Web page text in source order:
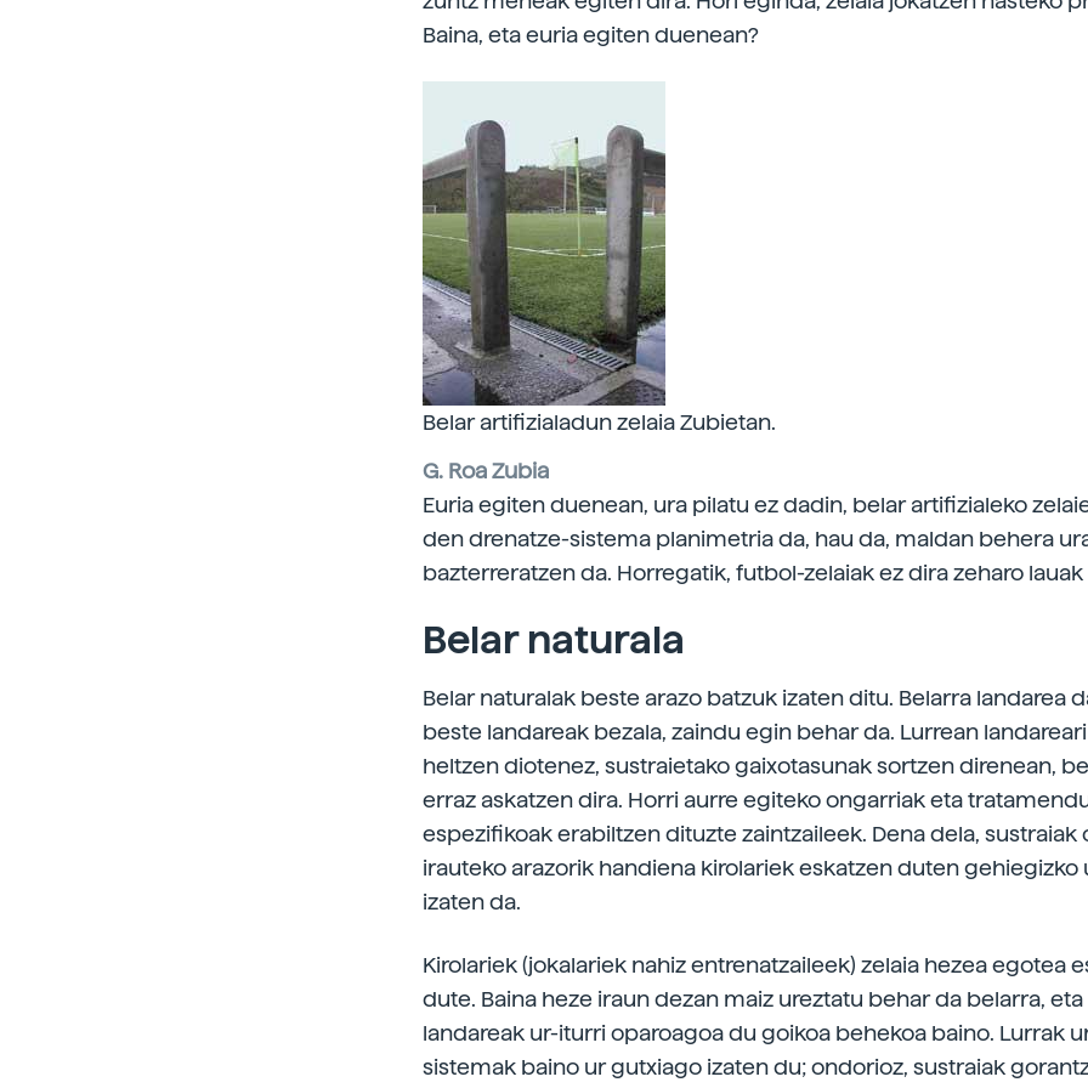
Baina, eta euria egiten duenean?
Belar artifizialadun zelaia Zubietan.
G. Roa Zubia
Euria egiten duenean, ura pilatu ez dadin, belar artifizialeko
den drenatze-sistema planimetria da, hau da, maldan behera
bazterreratzen da. Horregatik, futbol-zelaiak ez dira zeharo lauak
Belar naturala
Belar naturalak beste arazo batzuk izaten ditu. Belarra landarea
beste landareak bezala, zaindu egin behar da. Lurrean
heltzen diotenez, sustraietako gaixotasunak sortzen direnean,
erraz askatzen dira. Horri aurre egiteko ongarriak eta
espezifikoak erabiltzen dituzte zaintzaileek. Dena dela, sustraiak
irauteko arazorik handiena kirolariek eskatzen duten gehiegizko
izaten da.
Kirolariek (jokalariek nahiz entrenatzaileek) zelaia hezea egotea
dute. Baina heze iraun dezan maiz ureztatu behar da belarra, eta
landareak ur-iturri oparoagoa du goikoa behekoa baino. Lurrak
sistemak baino ur gutxiago izaten du; ondorioz, sustraiak